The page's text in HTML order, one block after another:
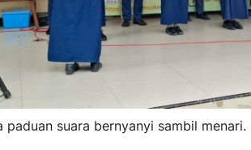
paduan suara bernyanyi sambil menari.